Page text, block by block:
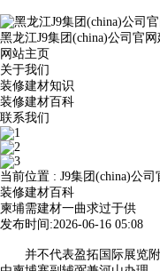
黑龙江J9集团(china)公司官
网站主页
关于我们
装修建材知识
装修建材百科
联系我们
当前位置 : J9集团(china)公司
装修建材百科
柬埔需建材一曲求过于供
发布时间:2026-06-16 05:08
并不代表盈拓国际展览附